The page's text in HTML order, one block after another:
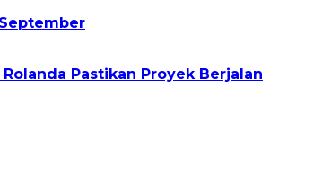
Pastikan Proyek Berjalan